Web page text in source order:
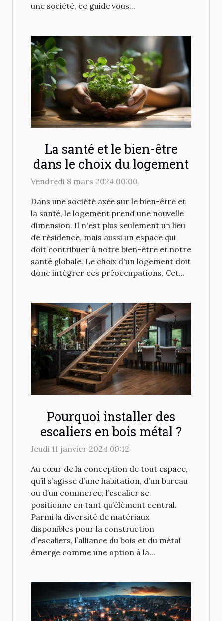
une société, ce guide vous...
La santé et le bien-être
dans le choix du logement
Vendredi 8 mars 2024 00:00
Dans une société axée sur le bien-être et
la santé, le logement prend une nouvelle
dimension. Il n'est plus seulement un lieu
de résidence, mais aussi un espace qui
doit contribuer à notre bien-être et notre
santé globale. Le choix d'un logement doit
donc intégrer ces préoccupations. Cet...
Pourquoi installer des
escaliers en bois métal ?
Jeudi 11 janvier 2024 00:12
Au cœur de la conception de tout espace,
qu’il s’agisse d’une habitation, d’un bureau
ou d’un commerce, l’escalier se
positionne en tant qu’élément central.
Parmi la diversité de matériaux
disponibles pour la construction
d’escaliers, l’alliance du bois et du métal
émerge comme une option à la...